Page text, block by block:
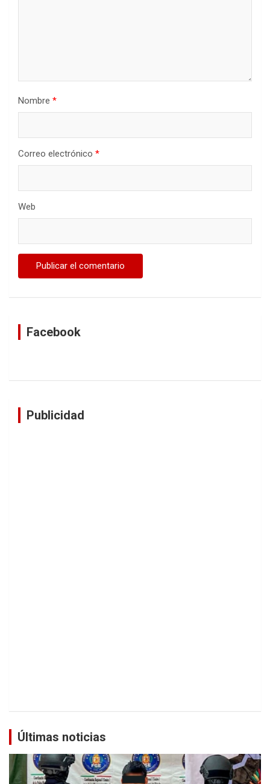
Nombre *
Correo electrónico *
Web
Facebook
Publicidad
Últimas noticias